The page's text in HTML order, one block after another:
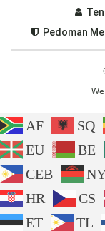
Pedoman
AF SQ
EU
BE
CEB
HR
CS
ET
TL